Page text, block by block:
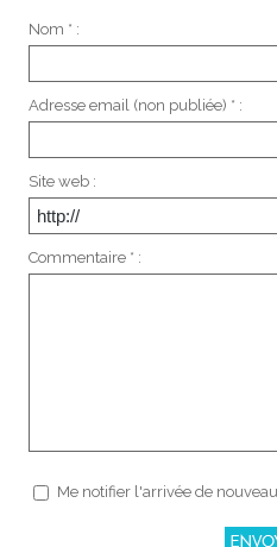
Nom * :
Adresse email (non publiée) * :
Site web :
Commentaire * :
Me notifier l'arrivée de